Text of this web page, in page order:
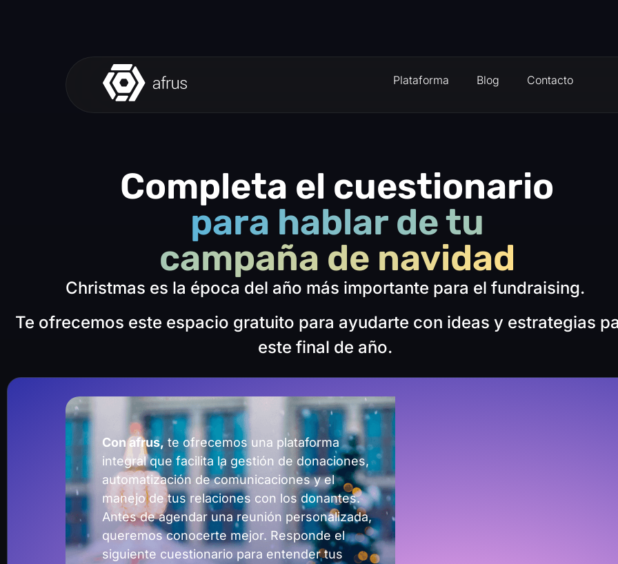
Plataforma Blog Contacto
Completa el cuestionario
para hablar de tu
campaña de navidad
Christmas es la época del año más importante para el fundraising.
Te ofrecemos este espacio gratuito para ayudarte con ideas y estrategias
este final de año.
Con afrus,te ofrecemos una plataforma
integral que facilita la gestión de donaciones,
automatización de comunicaciones y el
manejo de tus relaciones con los donantes.
Antes de agendar una reunión personalizada,
queremos conocerte mejor. Responde el
siguiente cuestionario para entender tus